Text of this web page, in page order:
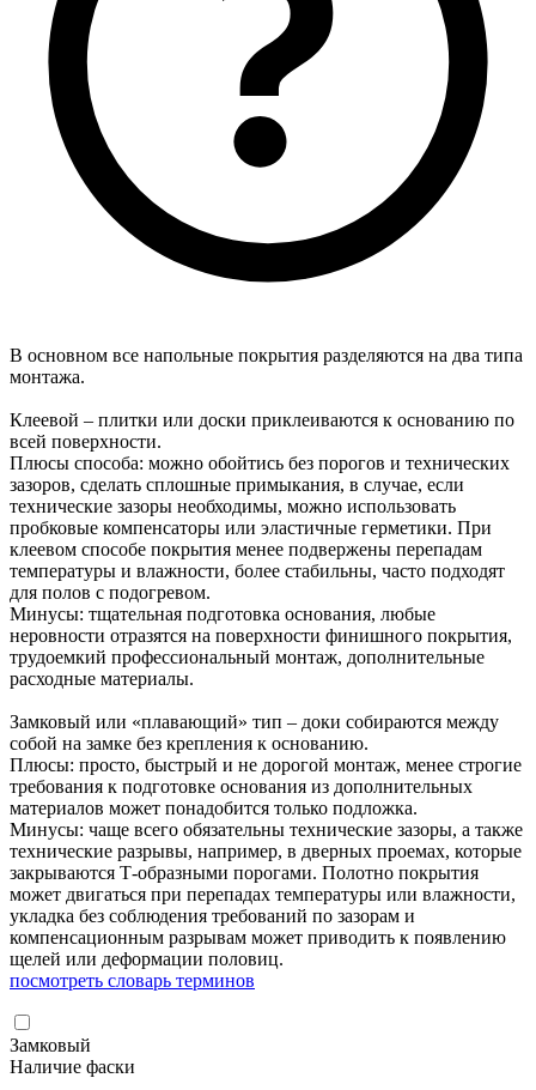
В основном все напольные покрытия разделяются на два типа
монтажа.
Клеевой – плитки или доски приклеиваются к основанию по
всей поверхности.
Плюсы способа: можно обойтись без порогов и технических
зазоров, сделать сплошные примыкания, в случае, если
технические зазоры необходимы, можно использовать
пробковые компенсаторы или эластичные герметики. При
клеевом способе покрытия менее подвержены перепадам
температуры и влажности, более стабильны, часто подходят
для полов с подогревом.
Минусы: тщательная подготовка основания, любые
неровности отразятся на поверхности финишного покрытия,
трудоемкий профессиональный монтаж, дополнительные
расходные материалы.
Замковый или «плавающий» тип – доки собираются между
собой на замке без крепления к основанию.
Плюсы: просто, быстрый и не дорогой монтаж, менее строгие
требования к подготовке основания из дополнительных
материалов может понадобится только подложка.
Минусы: чаще всего обязательны технические зазоры, а также
технические разрывы, например, в дверных проемах, которые
закрываются Т-образными порогами. Полотно покрытия
может двигаться при перепадах температуры или влажности,
укладка без соблюдения требований по зазорам и
компенсационным разрывам может приводить к появлению
щелей или деформации половиц.
посмотреть словарь терминов
Замковый
Наличие фаски